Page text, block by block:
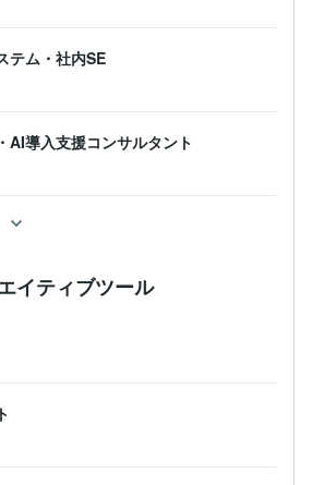
理システムの構築
ラクマ／Yahooフリマの自動出品
ータの自動収集・高速注文
たWebスクレイピング
の自動通知・連携処理
（ChatGPT連携）開発
テム・社内SE
AI導入支援コンサルタント
イティブツール